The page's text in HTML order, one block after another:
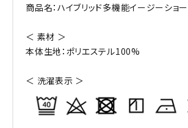
商品名：ハイブリッド多機能イージーショ
＜ 素材 ＞
本体生地：ポリエステル100%
＜ 洗濯表示 ＞